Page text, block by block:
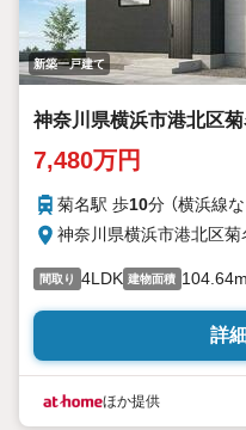
新築一戸建て
神奈川県横浜市港北区菊
7,480万円
菊名駅 歩10分 （横浜線
神奈川県横浜市港北区菊
間取り 4LDK 建物面積
詳
ほか提供